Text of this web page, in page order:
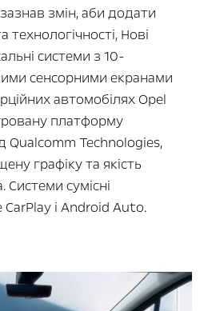
змін, аби додати
технологічності, Нові
системи з 10-
сенсорними екранами
автомобілях Opel
платформу
Qualcomm Technologies,
графіку та якість
Системи сумісні
і Android Auto.